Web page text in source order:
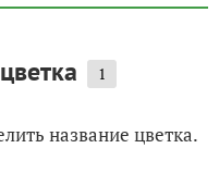
1
название цветка.